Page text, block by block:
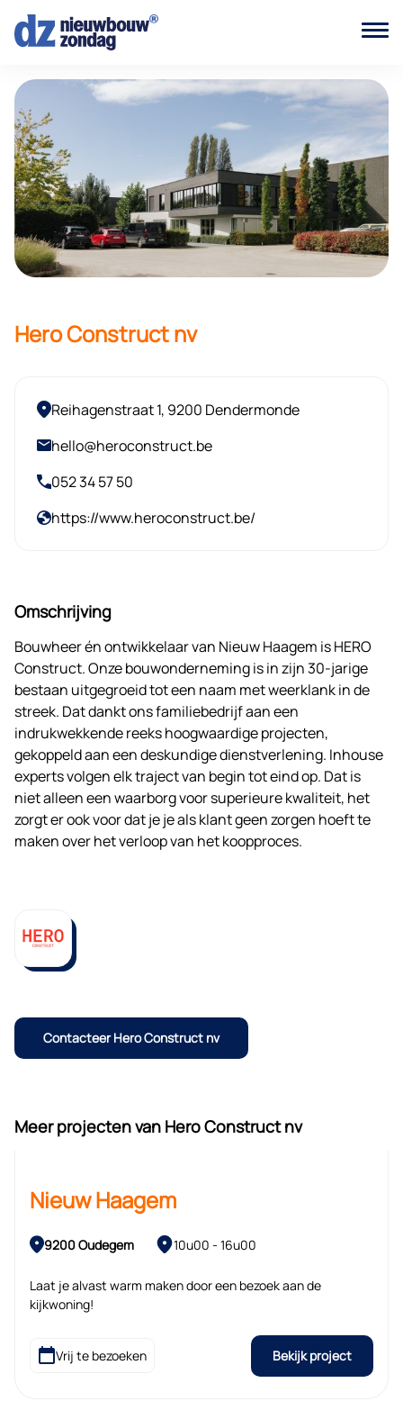
Hero Construct nv
Reihagenstraat 1, 9200 Dendermonde
hello@heroconstruct.be
052 34 57 50
https://www.heroconstruct.be/
Omschrijving
Bouwheer én ontwikkelaar van Nieuw Haagem is HERO
Construct. Onze bouwonderneming is in zijn 30-jarige
bestaan uitgegroeid tot een naam met weerklank in de
streek. Dat dankt ons familiebedrijf aan een
indrukwekkende reeks hoogwaardige projecten,
gekoppeld aan een deskundige dienstverlening. Inhouse
experts volgen elk traject van begin tot eind op. Dat is
niet alleen een waarborg voor superieure kwaliteit, het
zorgt er ook voor dat je je als klant geen zorgen hoeft te
maken over het verloop van het koopproces.
Contacteer Hero Construct nv
Meer projecten van Hero Construct nv
Nieuw Haagem
9200 Oudegem 10u00 - 16u00
Laat je alvast warm maken door een bezoek aan de
kijkwoning!
Vrij te bezoeken Bekijk project